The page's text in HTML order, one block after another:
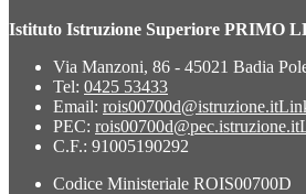
Istituto Istruzione Superiore PRIMO
Via Manzoni, 86 - 45021 Badia
Tel: 0425 53433
Email: rois00700d@istruzione.it
PEC: rois00700d@pec.istruzione.it
C.F.: 91005190292
Codice Ministeriale ROIS00700D